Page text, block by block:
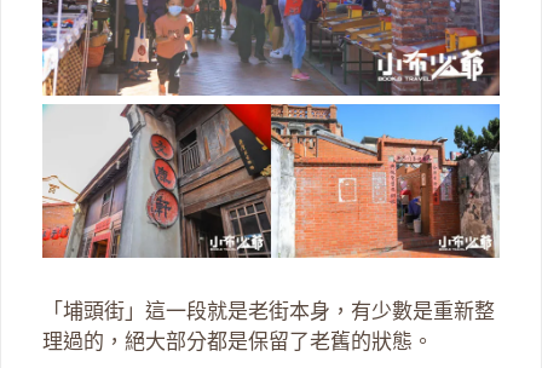
「埔頭街」這一段就是老街本身，有少數是重新整
理過的，絕大部分都是保留了老舊的狀態。